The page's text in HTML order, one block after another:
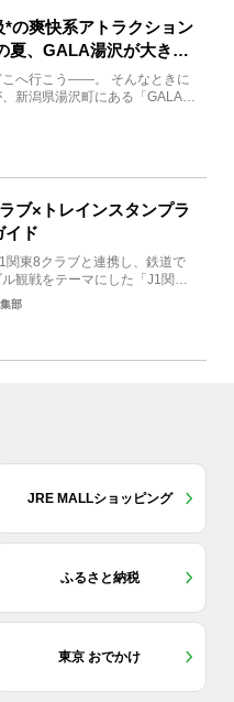
*の爽快系アトラクション
夏、GALA湯沢が大きく
る
こへ行こう――。 そんなときに
新潟県湯沢町にある「GALA湯
ブ×トレインスタンプラ
イド
関東8クラブと連携し、鉄道で
観戦をテーマにした「J1関東8
ン...
部
JRE MALLショッピング
ふるさと納税
東京 おでかけ